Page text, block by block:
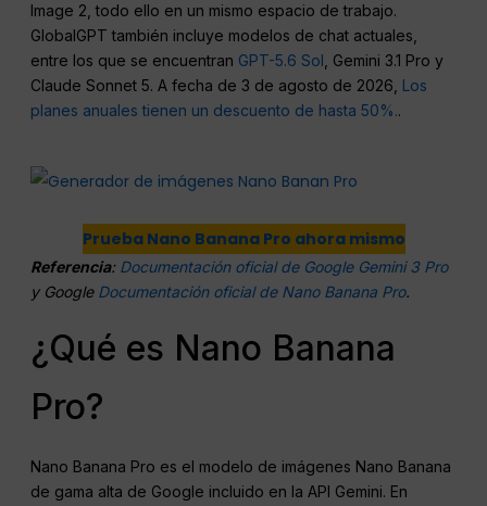
Image 2, todo ello en un mismo espacio de trabajo.
GlobalGPT también incluye modelos de chat actuales,
entre los que se encuentran GPT-5.6 Sol , Gemini 3.1 Pro y
Claude Sonnet 5. A fecha de 3 de agosto de 2026, Los
planes anuales tienen un descuento de hasta 50%..
Prueba Nano Banana Pro ahora mismo
Referencia: Documentación oficial de Google Gemini 3 Pro
y Google Documentación oficial de Nano Banana Pro.
¿Qué es Nano Banana
Pro?
Nano Banana Pro es el modelo de imágenes Nano Banana
de gama alta de Google incluido en la API Gemini. En